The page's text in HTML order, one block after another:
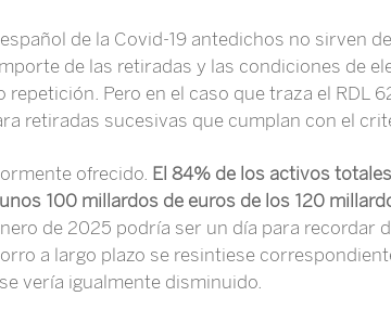
de la Covid-19 antedichos no sirven
de las retiradas y las condiciones de
repetición. Pero en el caso que traza el RDL
retiradas sucesivas que cumplan con el
ofrecido. El 84% de los activos
100 millardos de euros de los 120
de 2025 podría ser un día para recordar
a largo plazo se resintiese
vería igualmente disminuido.